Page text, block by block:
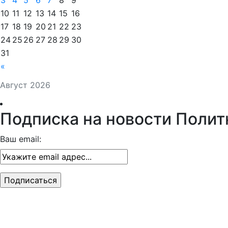
Август 2026
«
10 11 12 13 14 15 16
17 18 19 20 21 22 23
24 25 26 27 28 29 30
31
Подписка на новости
Ваш email: